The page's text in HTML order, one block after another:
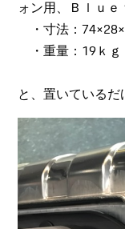
ォン用、Ｂｌｕ
・寸法：
・重量：19ｋｇ
と、置いているだ